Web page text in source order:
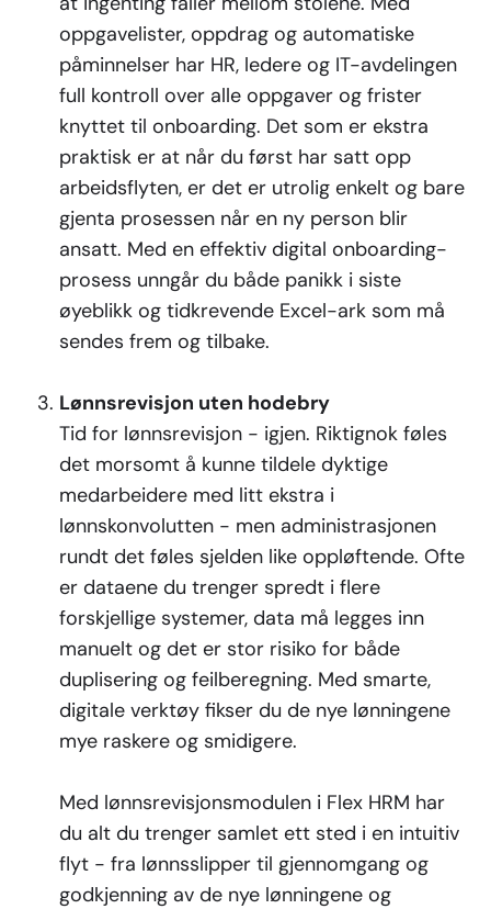
oppgavelister, oppdrag og automatiske
påminnelser har HR, ledere og IT-avdelingen
full kontroll over alle oppgaver og frister
knyttet til onboarding. Det som er ekstra
praktisk er at når du først har satt opp
arbeidsflyten, er det er utrolig enkelt og bare
gjenta prosessen når en ny person blir
ansatt. Med en effektiv digital onboarding-
prosess unngår du både panikk i siste
øyeblikk og tidkrevende Excel-ark som må
sendes frem og tilbake.
Lønnsrevisjon uten hodebry
Tid for lønnsrevisjon - igjen. Riktignok føles
det morsomt å kunne tildele dyktige
medarbeidere med litt ekstra i
lønnskonvolutten - men administrasjonen
rundt det føles sjelden like oppløftende. Ofte
er dataene du trenger spredt i flere
forskjellige systemer, data må legges inn
manuelt og det er stor risiko for både
duplisering og feilberegning. Med smarte,
digitale verktøy fikser du de nye lønningene
mye raskere og smidigere.
Med lønnsrevisjonsmodulen i Flex HRM har
du alt du trenger samlet ett sted i en intuitiv
flyt - fra lønnsslipper til gjennomgang og
godkjenning av de nye lønningene og